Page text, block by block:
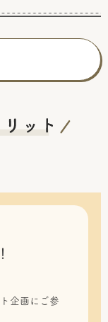
企画にご参